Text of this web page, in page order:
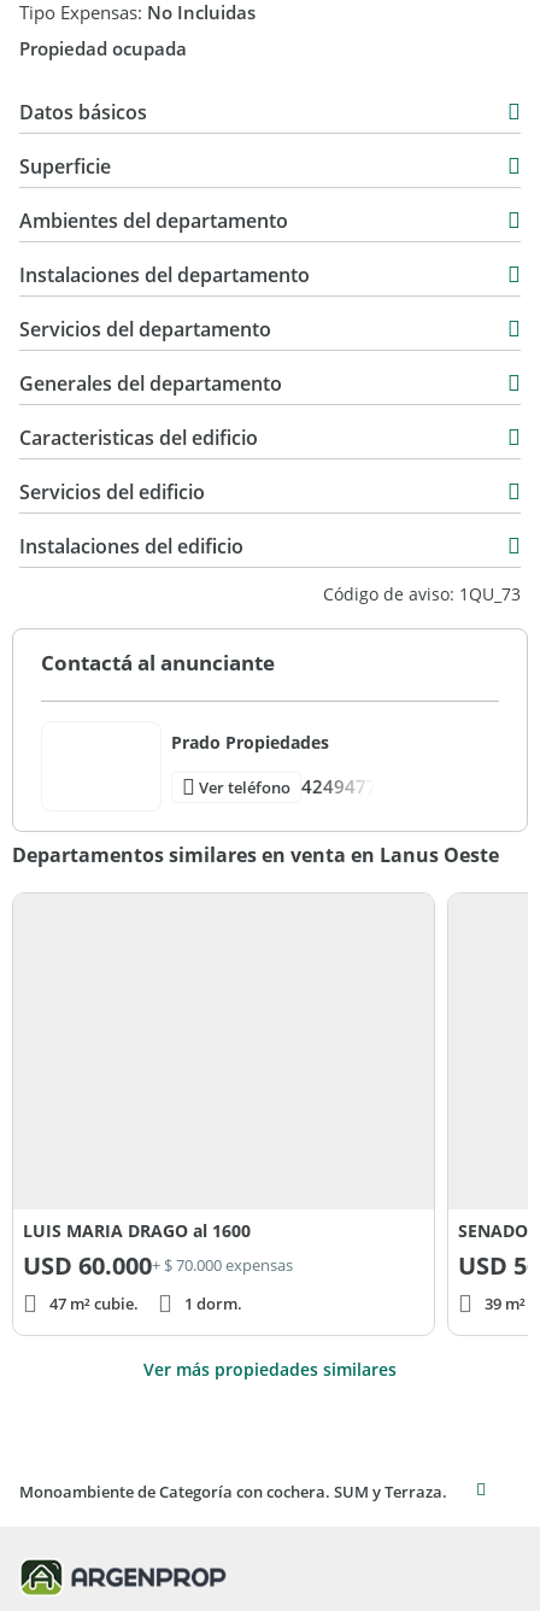
Tipo Expensas: No Incluidas
Propiedad ocupada
Datos básicos
Venta
USD 65.000
Superficie
3 m2
45 m2
Ambientes del departamento
Instalaciones del departamento
Servicios del departamento
Generales del departamento
Caracteristicas del edificio
5
7
Vista ciudad
Servicios del edificio
Instalaciones del edificio
Código de aviso: 1QU_73
Contactá al anunciante
Prado Propiedades
Ver teléfono 4249477
Departamentos similares en venta en Lanus Oeste
LUIS MARIA DRAGO al 1600
USD 60.000+ $ 70.000 expensas
47 m² cubie.
1 dorm.
USD
39 m²
Ver más propiedades similares
Monoambiente de Categoría con cochera. SUM y Terraza.